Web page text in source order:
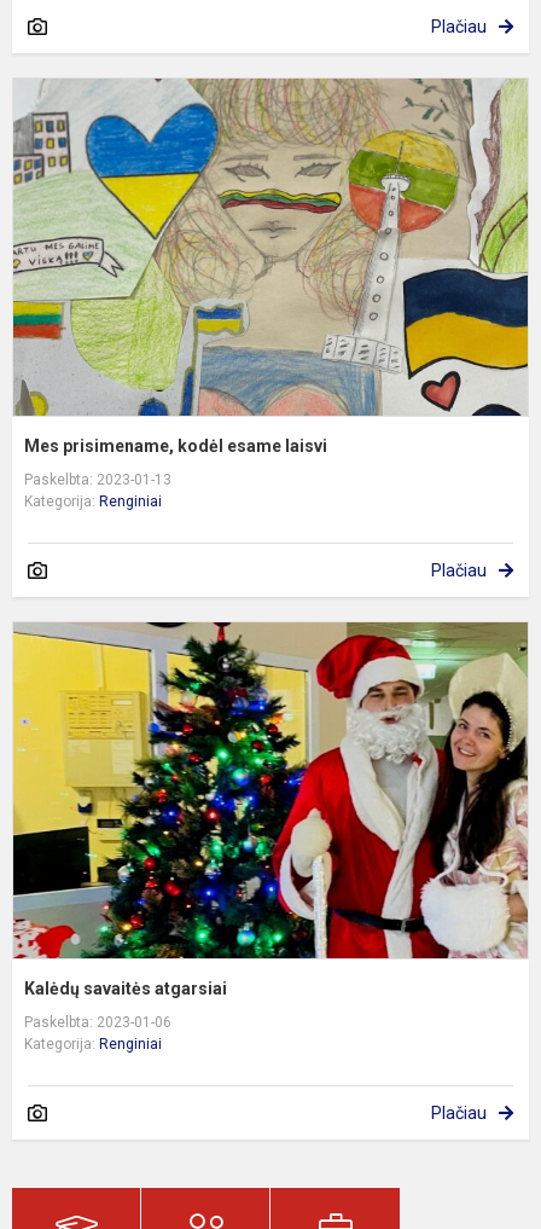
Plačiau
Mes prisimename, kodėl esame laisvi
Paskelbta: 2023-01-13
Kategorija: Renginiai
Plačiau
Kalėdų savaitės atgarsiai
Paskelbta: 2023-01-06
Kategorija: Renginiai
Plačiau